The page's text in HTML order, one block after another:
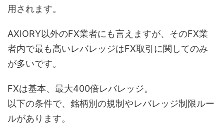
用されます。
AXIORY以外のFX業者にも言えますが、そのFX業
者内で最も高いレバレッジはFX取引に関してのみ
が多いです。
FXは基本、最大400倍レバレッジ。
以下の条件で、銘柄別の規制やレバレッジ制限ルー
ルがあります。